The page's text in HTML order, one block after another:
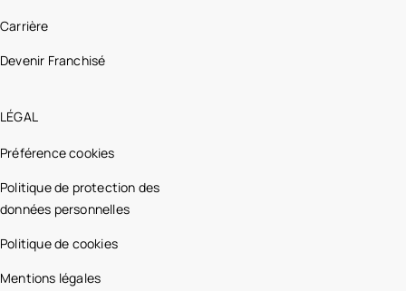
Carrière
Devenir Franchisé
LÉGAL
Préférence cookies
Politique de protection des
données personnelles
Politique de cookies
Mentions légales